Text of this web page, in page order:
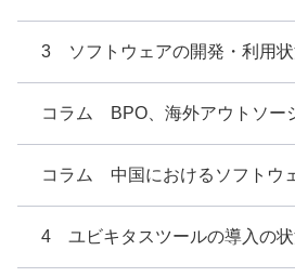
3 ソフトウェアの開発・利用
コラム BPO、海外アウトソー
コラム 中国におけるソフトウ
4 ユビキタスツールの導入の